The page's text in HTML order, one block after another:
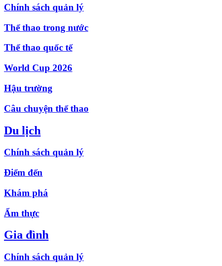
Chính sách quản lý
Thể thao trong nước
Thể thao quốc tế
World Cup 2026
Hậu trường
Câu chuyện thể thao
Du lịch
Chính sách quản lý
Điểm đến
Khám phá
Ẩm thực
Gia đình
Chính sách quản lý